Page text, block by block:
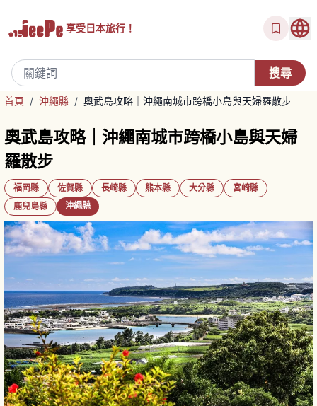
享受日本旅行！
首頁 / 沖繩縣 / 奧武島攻略｜沖繩南城市跨橋小島與天婦羅散步
奧武島攻略｜沖繩南城市跨橋小島與天婦
羅散步
福岡縣 佐賀縣 長崎縣 熊本縣 大分縣
宮崎縣
鹿兒島縣
沖繩縣